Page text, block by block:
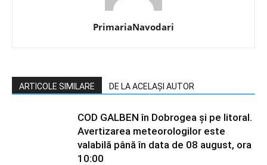
PrimariaNavodari
ARTICOLE SIMILARE DE LA ACELAȘI AUTOR
COD GALBEN în Dobrogea și pe litoral.
Avertizarea meteorologilor este
valabilă până în data de 08 august, ora
10:00